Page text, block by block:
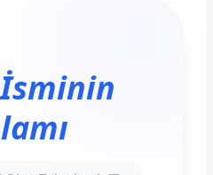
İsminin